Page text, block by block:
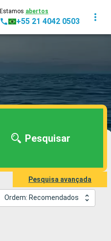
Estamos abertos
+55 21 4042 0503
Pesquisar
Pesquisa avançada
Ordem: Recomendados